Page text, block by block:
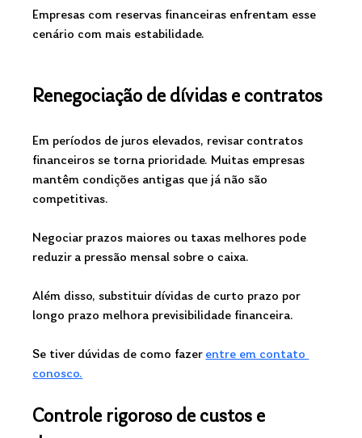
Empresas com reservas financeiras enfrentam esse
cenário com mais estabilidade.
Renegociação de dívidas e contratos
Em períodos de juros elevados, revisar contratos
financeiros se torna prioridade. Muitas empresas
mantêm condições antigas que já não são
competitivas.
Negociar prazos maiores ou taxas melhores pode
reduzir a pressão mensal sobre o caixa.
Além disso, substituir dívidas de curto prazo por
longo prazo melhora previsibilidade financeira.
Se tiver dúvidas de como fazer entre em contato
conosco.
Controle rigoroso de custos e